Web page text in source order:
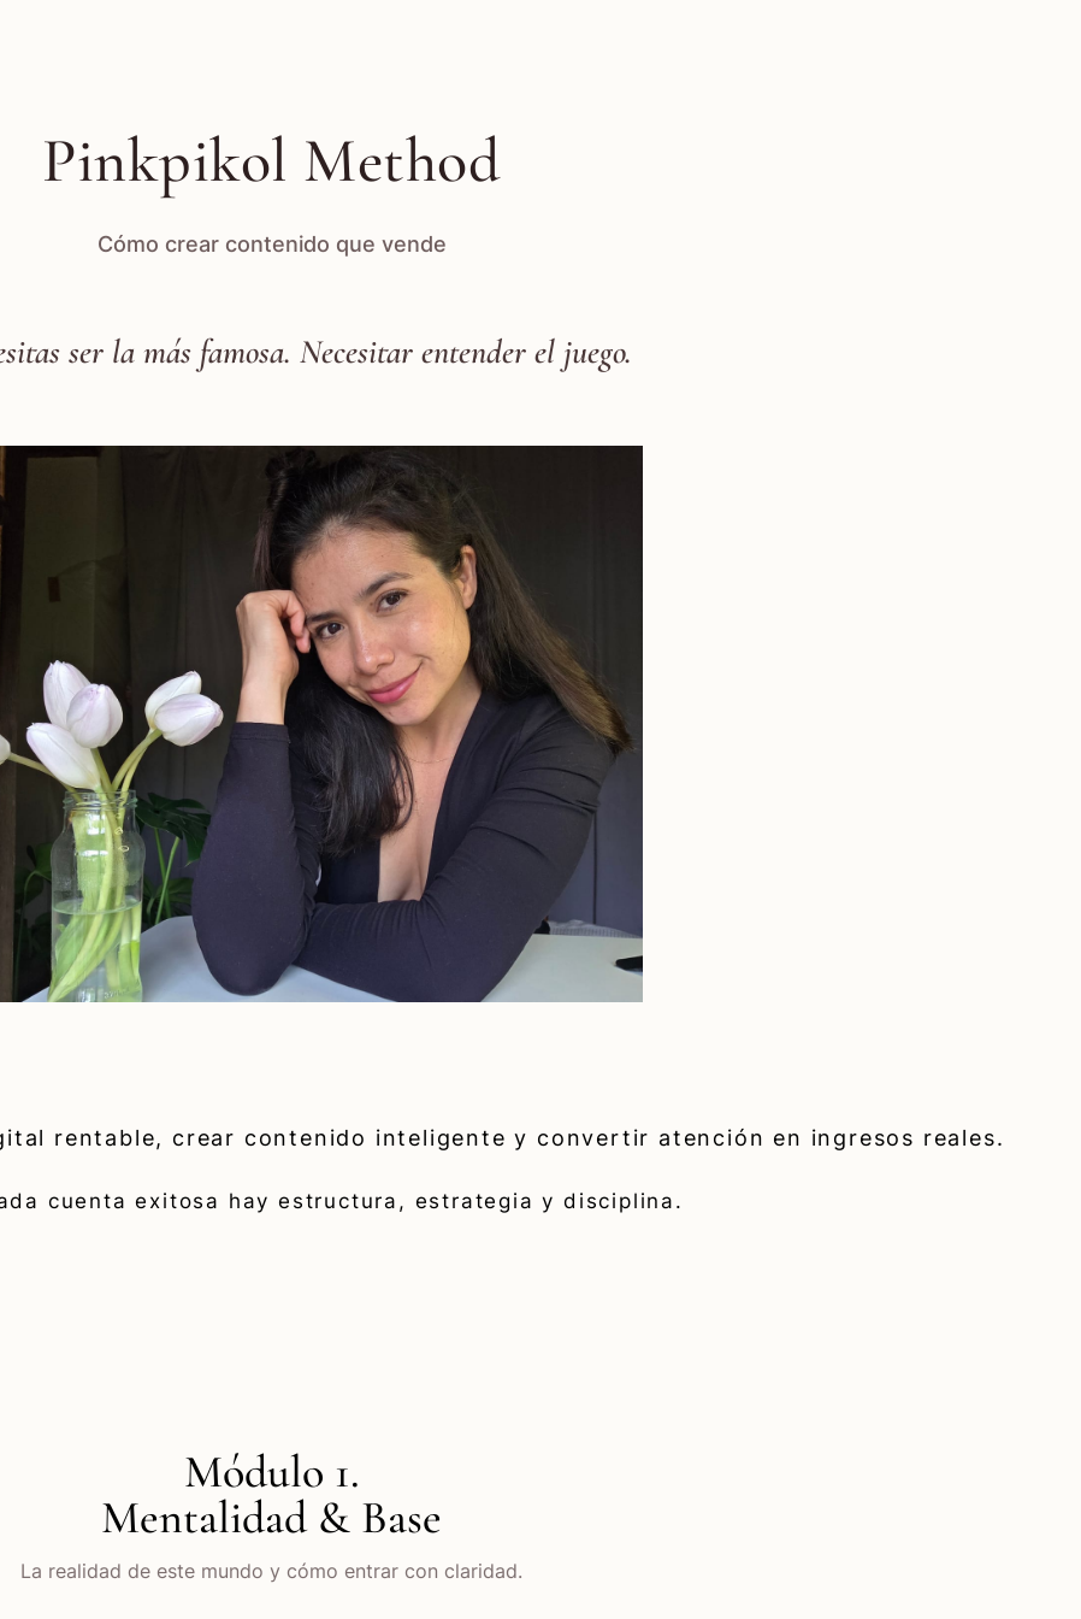
Pinkpikol Method
Cómo crear contenido que vende
ser la más famosa. Necesitar entender el juego.
rentable, crear contenido inteligente y convertir atención en ingresos reales.
cuenta exitosa hay estructura, estrategia y disciplina.
Módulo 1.
Mentalidad & Base
La realidad de este mundo y cómo entrar con claridad.